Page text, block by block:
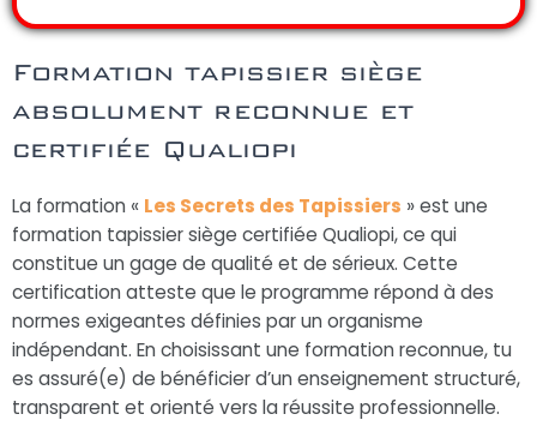
Formation tapissier siège
absolument reconnue et
certifiée Qualiopi
La formation « Les Secrets des Tapissiers » est une
formation tapissier siège certifiée Qualiopi, ce qui
constitue un gage de qualité et de sérieux. Cette
certification atteste que le programme répond à des
normes exigeantes définies par un organisme
indépendant. En choisissant une formation reconnue, tu
es assuré(e) de bénéficier d’un enseignement structuré,
transparent et orienté vers la réussite professionnelle.